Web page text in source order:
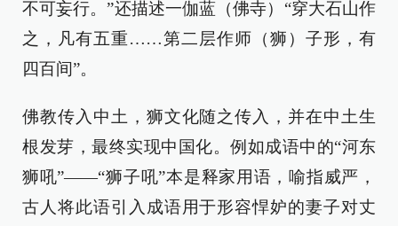
不可妄行。”还描述一伽蓝（佛寺）“穿大石山作
之，凡有五重……第二层作师（狮）子形，有
四百间”。
佛教传入中土，狮文化随之传入，并在中土生
根发芽，最终实现中国化。例如成语中的“河东
狮吼”——“狮子吼”本是释家用语，喻指威严，
古人将此语引入成语用于形容悍妒的妻子对丈